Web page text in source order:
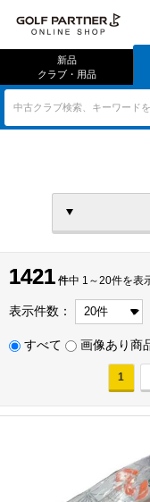
新品
クラブ・用品
中古クラブ検索、キーワード
1421 件
1421 件中 1～20件を表
表示件数：
すべて 画像あり商
1